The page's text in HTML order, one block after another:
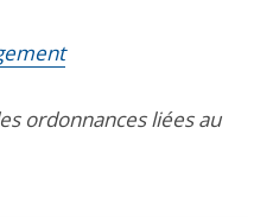
ordonnances liées au